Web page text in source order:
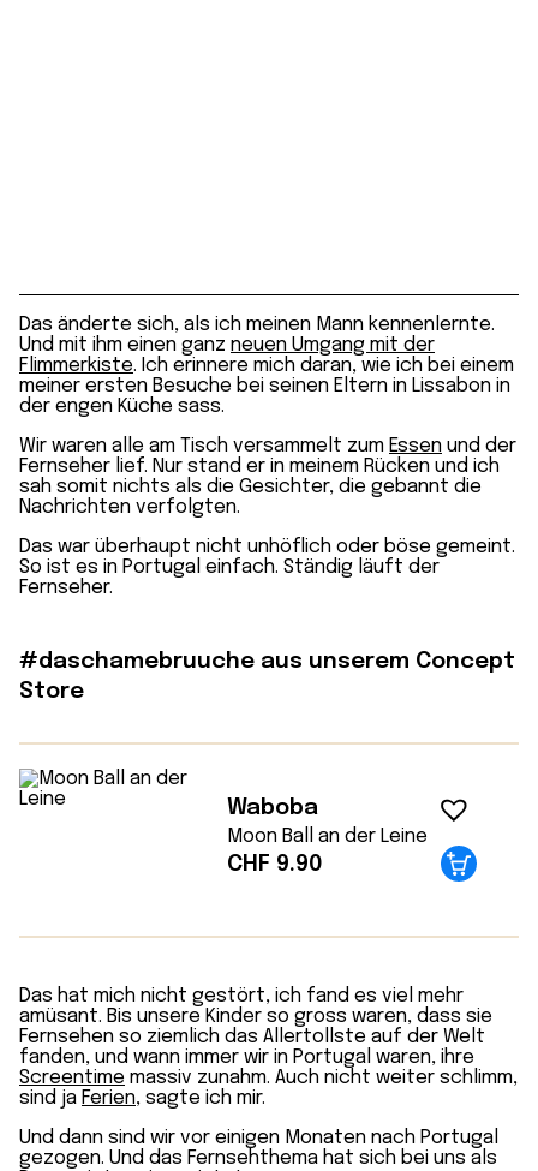
Das änderte sich, als ich meinen Mann kennenlernte.
Und mit ihm einen ganz neuen Umgang mit der
Flimmerkiste. Ich erinnere mich daran, wie ich bei einem
meiner ersten Besuche bei seinen Eltern in Lissabon in
der engen Küche sass.
Wir waren alle am Tisch versammelt zum Essen und der
Fernseher lief. Nur stand er in meinem Rücken und ich
sah somit nichts als die Gesichter, die gebannt die
Nachrichten verfolgten.
Das war überhaupt nicht unhöflich oder böse gemeint.
So ist es in Portugal einfach. Ständig läuft der
Fernseher.
#daschamebruuche aus unserem Concept
Store
Waboba
Moon Ball an der Leine
CHF 9.90
Das hat mich nicht gestört, ich fand es viel mehr
amüsant. Bis unsere Kinder so gross waren, dass sie
Fernsehen so ziemlich das Allertollste auf der Welt
fanden, und wann immer wir in Portugal waren, ihre
Screentime massiv zunahm. Auch nicht weiter schlimm,
sind ja Ferien, sagte ich mir.
Und dann sind wir vor einigen Monaten nach Portugal
gezogen. Und das Fernsehthema hat sich bei uns als